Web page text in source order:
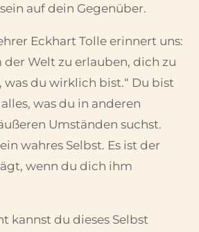
auf dein Gegenüber.
Eckhart Tolle erinnert uns:
der Welt zu erlauben, dich zu
was du wirklich bist.“ Du bist
was du in anderen
Umständen suchst.
wahres Selbst. Es ist der
wenn du dich ihm
kannst du dieses Selbst